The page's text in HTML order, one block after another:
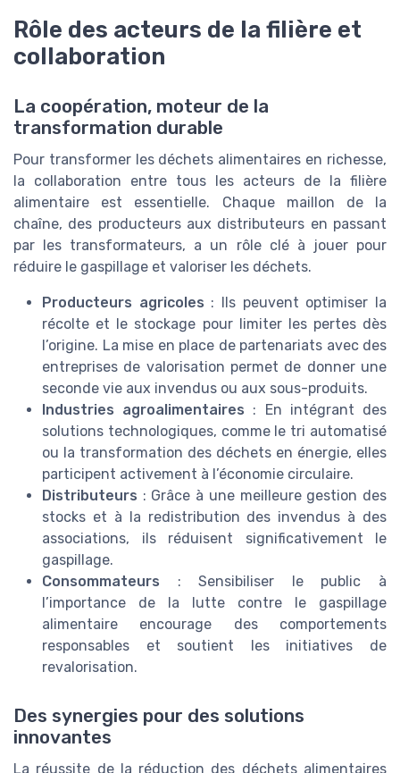
Rôle des acteurs de la filière et
collaboration
La coopération, moteur de la
transformation durable
Pour transformer les déchets alimentaires en richesse,
la collaboration entre tous les acteurs de la filière
alimentaire est essentielle. Chaque maillon de la
chaîne, des producteurs aux distributeurs en passant
par les transformateurs, a un rôle clé à jouer pour
réduire le gaspillage et valoriser les déchets.
Producteurs agricoles : Ils peuvent optimiser la
récolte et le stockage pour limiter les pertes dès
l’origine. La mise en place de partenariats avec des
entreprises de valorisation permet de donner une
seconde vie aux invendus ou aux sous-produits.
Industries agroalimentaires : En intégrant des
solutions technologiques, comme le tri automatisé
ou la transformation des déchets en énergie, elles
participent activement à l’économie circulaire.
Distributeurs : Grâce à une meilleure gestion des
stocks et à la redistribution des invendus à des
associations, ils réduisent significativement le
gaspillage.
Consommateurs : Sensibiliser le public à
l’importance de la lutte contre le gaspillage
alimentaire encourage des comportements
responsables et soutient les initiatives de
revalorisation.
Des synergies pour des solutions
innovantes
La réussite de la réduction des déchets alimentaires